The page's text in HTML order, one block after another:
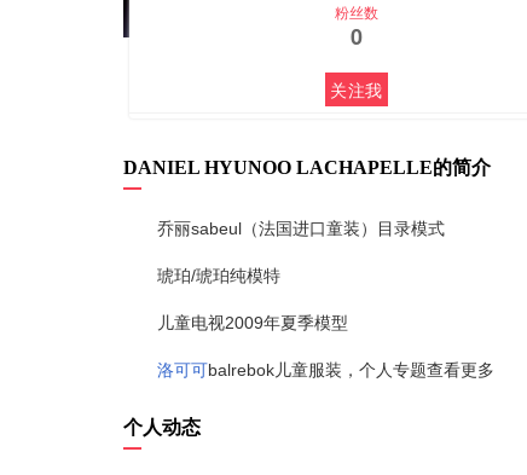
粉丝数
0
关注我
DANIEL HYUNOO LACHAPELLE的简介
乔丽sabeul（法国进口童装）目录模式
琥珀/琥珀纯模特
儿童电视2009年夏季模型
洛可可balrebok儿童服装， 个人专题查看更多
个人动态